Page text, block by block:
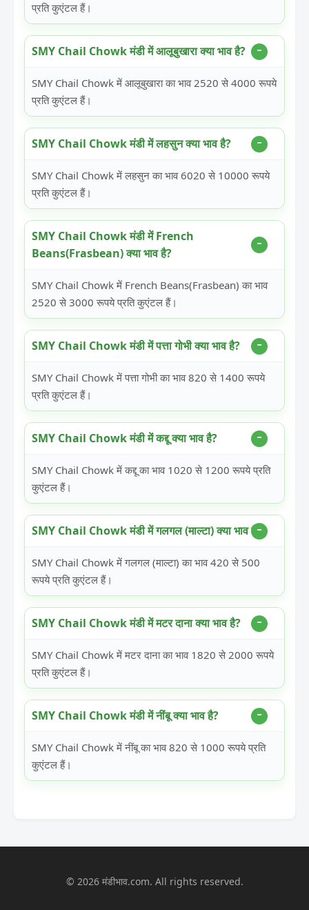
प्रति कुएंटल हैं।
SMY Chail Chowk मंडी में आलूबुखारा क्या भाव है?
SMY Chail Chowk में आलूबुखारा का भाव 2520 से 4000 रूपये
प्रति कुएंटल हैं।
SMY Chail Chowk मंडी में लहसुन क्या भाव है?
SMY Chail Chowk में लहसुन का भाव 6020 से 10000 रूपये
प्रति कुएंटल हैं।
SMY Chail Chowk मंडी में French
Beans(Frasbean) क्या भाव है?
SMY Chail Chowk में French Beans(Frasbean) का भाव
2520 से 3000 रूपये प्रति कुएंटल हैं।
SMY Chail Chowk मंडी में पत्ता गोभी क्या भाव है?
SMY Chail Chowk में पत्ता गोभी का भाव 820 से 1400 रूपये
प्रति कुएंटल हैं।
SMY Chail Chowk मंडी में कद्दू क्या भाव है?
SMY Chail Chowk में कद्दू का भाव 1020 से 1200 रूपये प्रति
कुएंटल हैं।
SMY Chail Chowk मंडी में गलगल (माल्टा) क्या भाव है?
SMY Chail Chowk में गलगल (माल्टा) का भाव 420 से 500
रूपये प्रति कुएंटल हैं।
SMY Chail Chowk मंडी में मटर दाना क्या भाव है?
SMY Chail Chowk में मटर दाना का भाव 1820 से 2000 रूपये
प्रति कुएंटल हैं।
SMY Chail Chowk मंडी में नींबू क्या भाव है?
SMY Chail Chowk में नींबू का भाव 820 से 1000 रूपये प्रति
कुएंटल हैं।
© 2026 मंडीभाव.com. All rights reserved.